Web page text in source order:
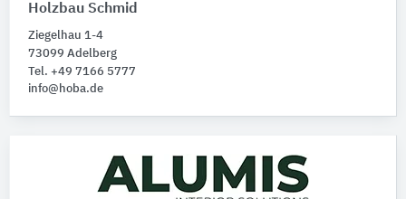
Holzbau Schmid
Ziegelhau 1-4
73099 Adelberg
Tel. +49 7166 5777
info@hoba.de